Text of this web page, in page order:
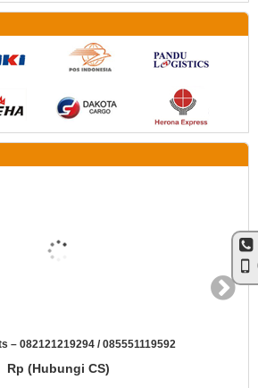
– 082121219294 / 085551119592
Rp (Hubungi CS)